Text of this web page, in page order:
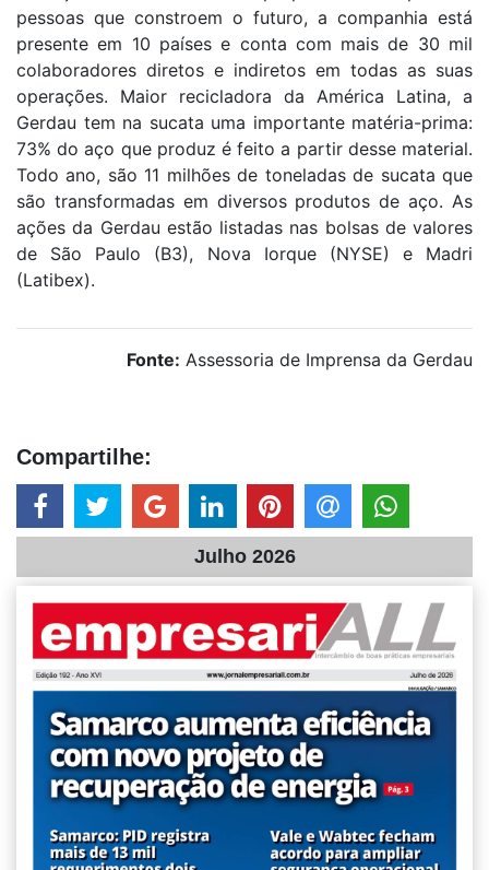
pessoas que constroem o futuro, a companhia está
presente em 10 países e conta com mais de 30 mil
colaboradores diretos e indiretos em todas as suas
operações. Maior recicladora da América Latina, a
Gerdau tem na sucata uma importante matéria-prima:
73% do aço que produz é feito a partir desse material.
Todo ano, são 11 milhões de toneladas de sucata que
são transformadas em diversos produtos de aço. As
ações da Gerdau estão listadas nas bolsas de valores
de São Paulo (B3), Nova Iorque (NYSE) e Madri
(Latibex).
Fonte: Assessoria de Imprensa da Gerdau
Compartilhe:
Julho 2026